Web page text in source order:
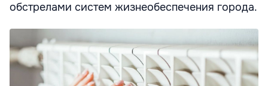
обстрелами систем жизнеобеспечения города.